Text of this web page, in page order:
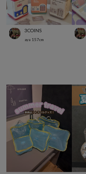
3COINS
aya 157cm